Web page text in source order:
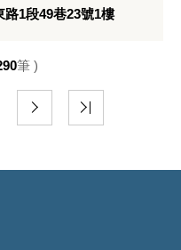
1段49巷23號1樓
筆 )